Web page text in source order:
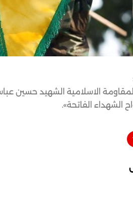
المقاومة الاسلامية الشهيد حسين
الشهداء الفاتحة».